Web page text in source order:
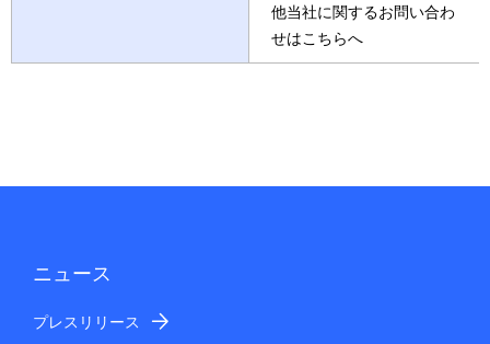
他当社に関するお問い合わ
せはこちらへ
ニュース
プレスリリース